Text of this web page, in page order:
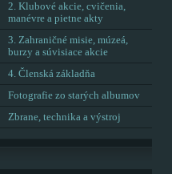
2. Klubové akcie, cvičenia,
manévre a pietne akty
3. Zahraničné misie, múzeá,
burzy a súvisiace akcie
4. Členská základňa
Fotografie zo starých albumov
Zbrane, technika a výstroj